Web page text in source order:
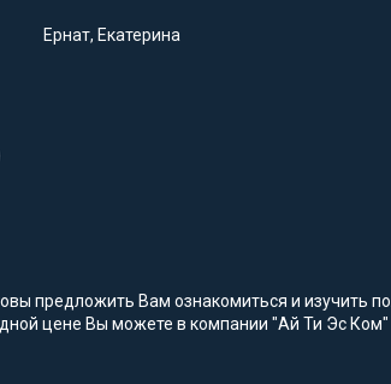
Ернат, Екатерина
предложить Вам ознакомиться и изучить
цене Вы можете в компании "Ай Ти Эс Ком"